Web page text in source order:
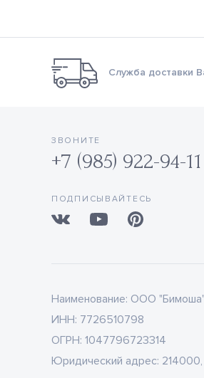
Служба доставки
ЗВОНИТЕ
+7 (985) 922-94-11
ПОДПИСЫВАЙТЕСЬ
Наименование: ООО
ИНН: 7726510798
ОГРН: 1047796723314
Юридический адрес: